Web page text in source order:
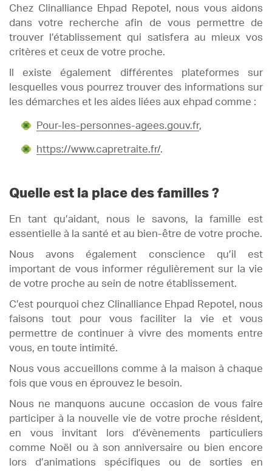
Chez Clinalliance Ehpad Repotel, nous vous aidons
dans votre recherche afin de vous permettre de
trouver l’établissement qui satisfera au mieux vos
critères et ceux de votre proche.
Il existe également différentes plateformes sur
lesquelles vous pourrez trouver des informations sur
les démarches et les aides liées aux ehpad comme :
Pour-les-personnes-agees.gouv.fr,
https://www.capretraite.fr/.
Quelle est la place des familles ?
En tant qu’aidant, nous le savons, la famille est
essentielle à la santé et au bien-être de votre proche.
Nous avons également conscience qu’il est
important de vous informer régulièrement sur la vie
de votre proche au sein de notre établissement.
C’est pourquoi chez Clinalliance Ehpad Repotel, nous
faisons tout pour vous faciliter la vie et vous
permettre de continuer à vivre des moments entre
vous, en toute intimité.
Nous vous accueillons comme à la maison à chaque
fois que vous en éprouvez le besoin.
Nous ne manquons aucune occasion de vous faire
participer à la nouvelle vie de votre proche résident,
en vous invitant lors d’évènements particuliers
comme Noël ou à son anniversaire ou bien encore
lors d’animations spécifiques ou de sorties en